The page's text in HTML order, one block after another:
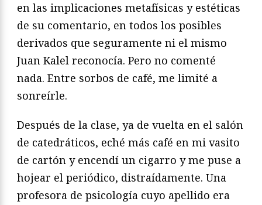
en las implicaciones metafísicas y estéticas
de su comentario, en todos los posibles
derivados que seguramente ni el mismo
Juan Kalel reconocía. Pero no comenté
nada. Entre sorbos de café, me limité a
sonreírle.
Después de la clase, ya de vuelta en el salón
de catedráticos, eché más café en mi vasito
de cartón y encendí un cigarro y me puse a
hojear el periódico, distraídamente. Una
profesora de psicología cuyo apellido era